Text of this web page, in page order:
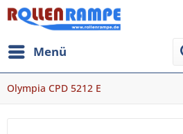
Menü
Olympia CPD 5212 E